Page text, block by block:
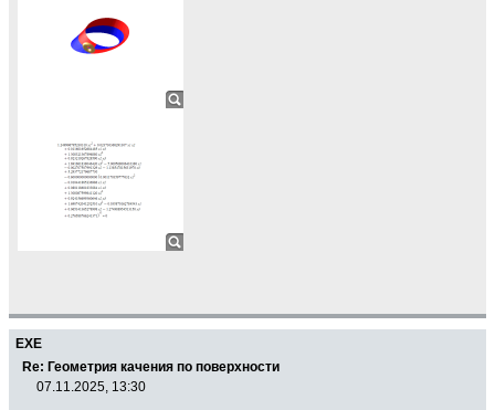
EXE
Re: Геометрия качения по поверхности
07.11.2025, 13:30